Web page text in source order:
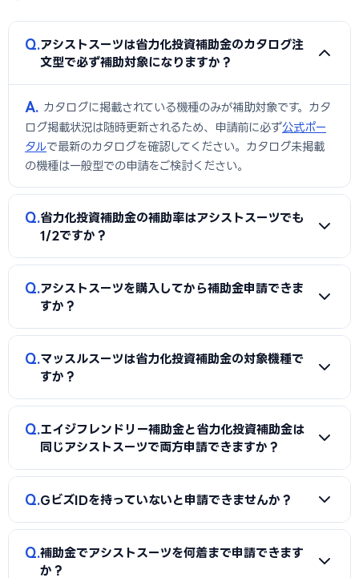
Q アシストスーツは省力化投資補助金のカタログ注
文型で必ず補助対象になりますか？
A
カタログに掲載されている機種のみが補助対象です。カタ
ログ掲載状況は随時更新されるため、申請前に必ず公式ポー
タルで最新のカタログを確認してください。カタログ未掲載
の機種は一般型での申請をご検討ください。
Q 省力化投資補助金の補助率はアシストスーツでも
1/2ですか？
A
中小企業は補助率1/2、小規模事業者は2/3です（2026
年3月改定後）。従業員数や事業者区分によって異なるため、
認してください。
Q アシストスーツを購入してから補助金申請できま
すか？
A
できません。省力化投資補助金は「交付決定通知を受けて
から発注・購入」が大原則です。採択前に発注・購入した機
書・契約書の締結は必ず採択後に行ってください。
Q マッスルスーツは省力化投資補助金の対象機種で
すか？
A
マッスルスーツ（イノフィス）はカタログ登録されている
機種があります。ただしカタログ掲載状況は変動するため、
用モデルか通常販売モデルかで申請手順が異なる場合があり
ます。
Q エイジフレンドリー補助金と省力化投資補助金は
同じアシストスーツで両方申請できますか？
A
同一機器・同一購入に対して両方の補助金を受けることは
目的に応じて最適な補助制度を選択してください。詳細は各
補助金の公募要領または認定支援機関にご相談ください。
Q GビズIDを持っていないと申請できませんか？
A
Jグランツを通じた電子申請にはGビズIDプライムが必要
です。取得には書類郵送後2〜3週間かかるため、申請期間が
Q 補助金でアシストスーツを何着まで申請できます
か？